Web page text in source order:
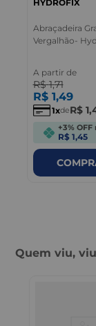
HYDROFIX
Abraçadeira
Vergalhão-
A partir de
R$ 1,71
R$ 1,49
1 deR$ 1,
+3% OFF
R$ 1,45
Quem viu,